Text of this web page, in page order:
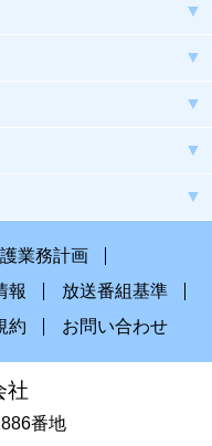
業務計画
報
放送番組基準
約 お問い合わせ
社
番地